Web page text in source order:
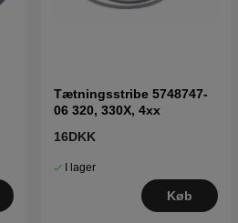
Tætningsstribe 5748747-
06 320, 330X, 4xx
16DKK
I lager
Køb